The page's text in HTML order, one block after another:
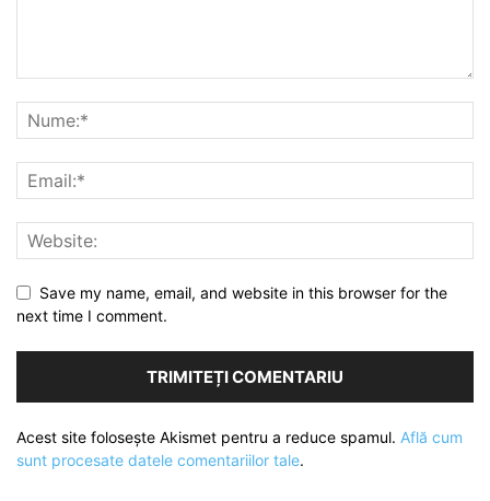
Save my name, email, and website in this browser for the
next time I comment.
Acest site folosește Akismet pentru a reduce spamul. Află cum
sunt procesate datele comentariilor tale.